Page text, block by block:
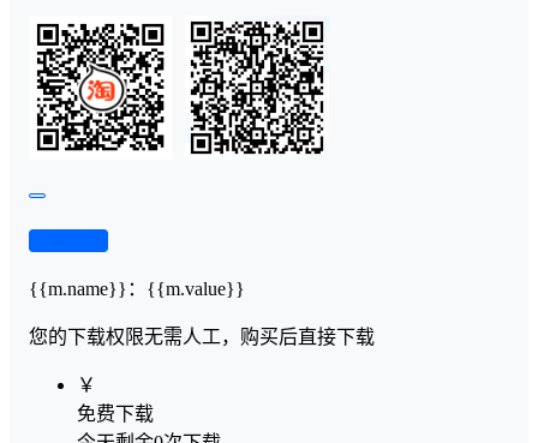
{{m.name}} ： {{m.value}}
您的下载权限无需人工，购买后直接下载
￥
免费下载